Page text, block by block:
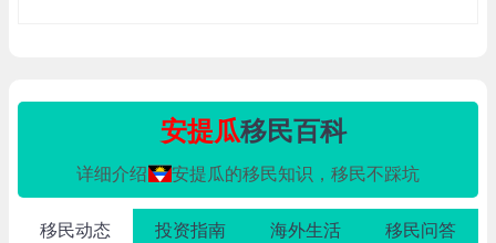
安提瓜移民百科
详细介绍 安提瓜的移民知识，移民不踩坑
移民动态 投资指南 海外生活
移民问答